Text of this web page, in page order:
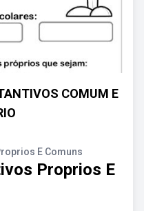
COMUM E
E Comuns
Proprios E